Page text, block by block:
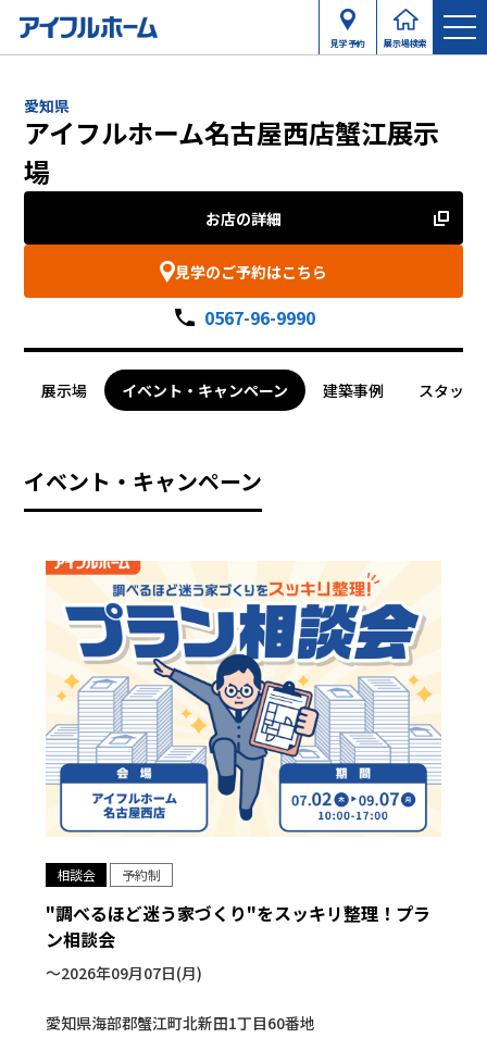
見学予約 展示場検索
愛知県
アイフルホーム名古屋西店蟹江展示
場
お店の詳細
見学のご予約はこちら
0567-96-9990
展示場 イベント・キャンペーン 建築事例 スタッフ
イベント・キャンペーン
相談会 予約制
"調べるほど迷う家づくり"をスッキリ整理！プラ
ン相談会
〜2026年09月07日(月)
愛知県海部郡蟹江町北新田1丁目60番地